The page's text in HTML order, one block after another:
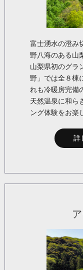
富士湧水の澄み
野八海のある山
山梨県初のグラ
野」では全８棟
れも冷暖房完備
天然温泉に和ら
ング体験をお楽
詳